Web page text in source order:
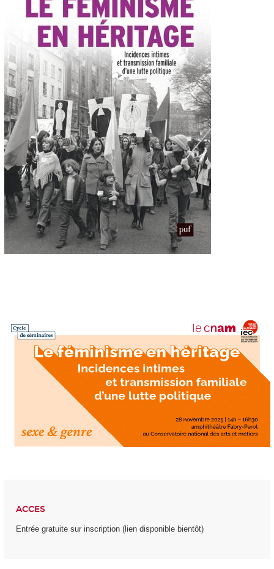
ACCES
Entrée gratuite sur inscription (lien disponible bientôt)